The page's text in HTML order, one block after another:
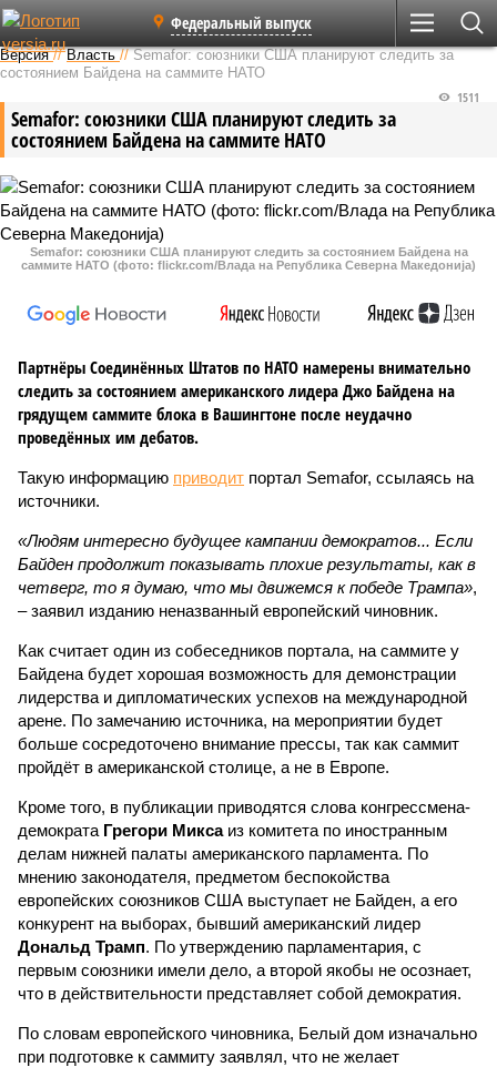
Федеральный выпуск
Версия //Власть //Semafor: союзники США планируют следить за
состоянием Байдена на саммите НАТО
Semafor: союзники США планируют следить за
состоянием Байдена на саммите НАТО
1511
Semafor: союзники США планируют следить за состоянием Байдена на
саммите НАТО (фото: flickr.com/Влада на Република Северна Македонија)
Партнёры Соединённых Штатов по НАТО намерены внимательно
следить за состоянием американского лидера Джо Байдена на
грядущем саммите блока в Вашингтоне после неудачно
проведённых им дебатов.
Такую информацию приводит портал Semafor, ссылаясь на
источники.
«Людям интересно будущее кампании демократов... Если
Байден продолжит показывать плохие результаты, как в
четверг, то я думаю, что мы движемся к победе Трампа»,
– заявил изданию неназванный европейский чиновник.
Как считает один из собеседников портала, на саммите у
Байдена будет хорошая возможность для демонстрации
лидерства и дипломатических успехов на международной
арене. По замечанию источника, на мероприятии будет
больше сосредоточено внимание прессы, так как саммит
пройдёт в американской столице, а не в Европе.
Кроме того, в публикации приводятся слова конгрессмена-
демократа Грегори Миксаиз комитета по иностранным
делам нижней палаты американского парламента. По
мнению законодателя, предметом беспокойства
европейских союзников США выступает не Байден, а его
конкурент на выборах, бывший американский лидер
Дональд Трамп. По утверждению парламентария, с
первым союзники имели дело, а второй якобы не осознает,
что в действительности представляет собой демократия.
По словам европейского чиновника, Белый дом изначально
при подготовке к саммиту заявлял, что не желает